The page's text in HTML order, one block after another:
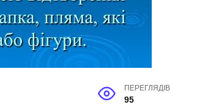
ПЕРЕГЛЯДІВ
95